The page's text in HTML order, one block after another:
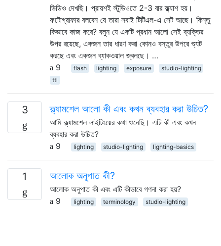
ভিডিও দেখছি। প্রায়শই স্টুডিওতে 2-3 বার ফ্ল্যাশ হয়।
ফটোগ্রাফার বলবেন যে তারা সবাই টিটিএল-এ সেট আছে। কিন্তু
কিভাবে কাজ করে? বলুন যে একটি প্রধান আলো সেই ব্যক্তির
উপর রয়েছে, একজন তার ধারণ করা কোনও বস্তুর উপরে শ্যুট
করছে এবং একজন ব্যাকওয়াল জ্বলছে। …
9
flash lighting exposure
studio-lighting
ttl
3 ক্ল্যামশেল আলো কী এবং কখন ব্যবহার করা উচিত?
আমি ক্ল্যামশেল লাইটিংয়ের কথা শুনেছি। এটি কী এবং কখন
ব্যবহার করা উচিত?
9
lighting studio-lighting lighting-basics
1 আলোক অনুপাত কী?
আলোক অনুপাত কী এবং এটি কীভাবে গণনা করা হয়?
9
lighting terminology studio-lighting